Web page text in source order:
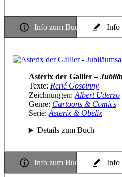
Info zum Buch Info
Asterix der Gallier –
Texte: René Goscinny
Zeichnungen:Albert Uderzo
Genre: Cartoons & Comics
Serie:Asterix & Obelix
Details zum Buch
Info zum Buch Info